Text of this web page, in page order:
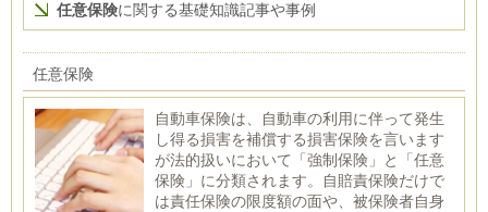
任意保険に関する基礎知識記事や事例
任意保険
自動車保険は、自動車の利用に伴って発生
し得る損害を補償する損害保険を言います
が法的扱いにおいて「強制保険」と「任意
保険」に分類されます。自賠責保険だけで
は責任保険の限度額の面や、被保険者自身